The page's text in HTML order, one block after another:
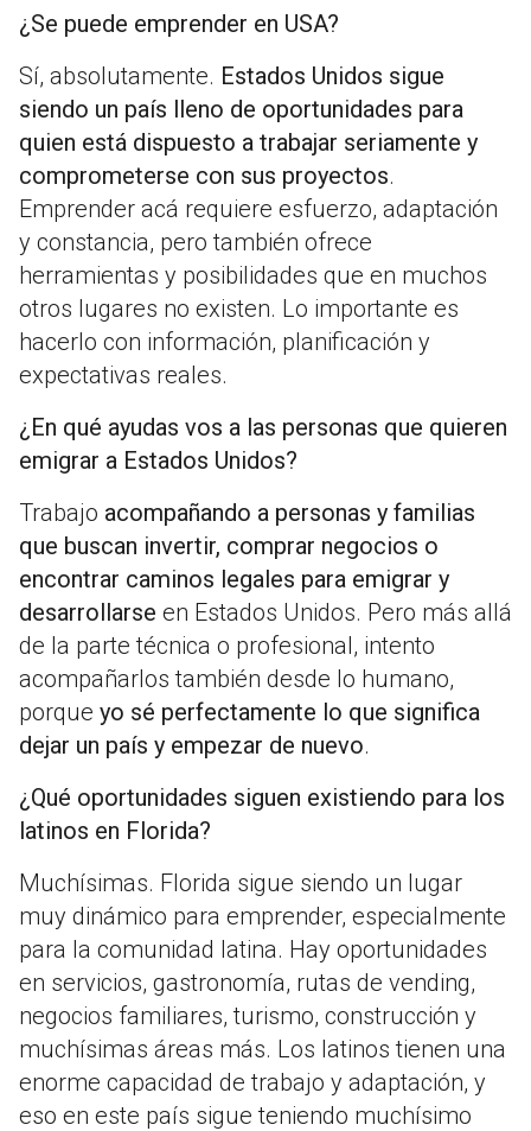
¿Se puede emprender en USA?
Sí, absolutamente. Estados Unidos sigue
siendo un país lleno de oportunidades para
quien está dispuesto a trabajar seriamente y
comprometerse con sus proyectos.
Emprender acá requiere esfuerzo, adaptación
y constancia, pero también ofrece
herramientas y posibilidades que en muchos
otros lugares no existen. Lo importante es
hacerlo con información, planificación y
expectativas reales.
¿En qué ayudas vos a las personas que quieren
emigrar a Estados Unidos?
Trabajo acompañando a personas y familias
que buscan invertir, comprar negocios o
encontrar caminos legales para emigrar y
desarrollarse en Estados Unidos. Pero más allá
de la parte técnica o profesional, intento
acompañarlos también desde lo humano,
porque yo sé perfectamente lo que significa
dejar un país y empezar de nuevo.
¿Qué oportunidades siguen existiendo para los
latinos en Florida?
Muchísimas. Florida sigue siendo un lugar
muy dinámico para emprender, especialmente
para la comunidad latina. Hay oportunidades
en servicios, gastronomía, rutas de vending,
negocios familiares, turismo, construcción y
muchísimas áreas más. Los latinos tienen una
enorme capacidad de trabajo y adaptación, y
eso en este país sigue teniendo muchísimo